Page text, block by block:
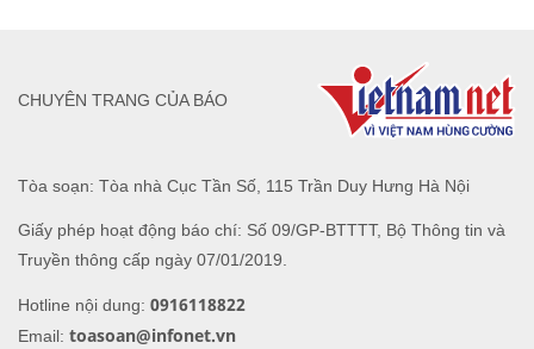
Tòa soạn: Tòa nhà Cục Tần Số, 115 Trần Duy Hưng Hà Nội
Giấy phép hoạt động báo chí: Số 09/GP-BTTTT, Bộ Thông tin và
Truyền thông cấp ngày 07/01/2019.
Hotline nội dung: 0916118822
Email: toasoan@infonet.vn
CHUYÊN TRANG CỦA BÁO